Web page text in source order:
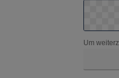
Um